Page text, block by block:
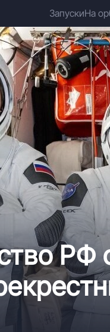
ЗапускиНа
РФ